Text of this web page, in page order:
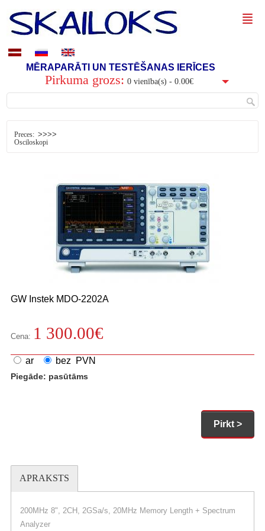
MĒRAPARĀTI UN TESTĒŠANAS IERĪCES
Pirkuma grozs: 0 vienība(s) - 0.00€
Preces: >>>>
Osciloskopi
GW Instek MDO-2202A
Cena: 1 300.00€
ar bez PVN
Piegāde: pasūtāms
Pirkt >
APRAKSTS
200MHz 8", 2CH, 2GSa/s, 20MHz Memory Length + Spectrum
Analyzer